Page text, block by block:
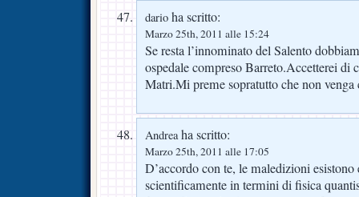
dario ha scritto:
Marzo 25th, 2011 alle 15:24
Se resta l’innominato del Salento
ospedale compreso Barreto.Accetterei di
Matri.Mi preme sopratutto che non
Andreaha scritto:
Marzo 25th, 2011 alle 17:05
D’accordo con te, le maledizioni
scientificamente in termini di fisica